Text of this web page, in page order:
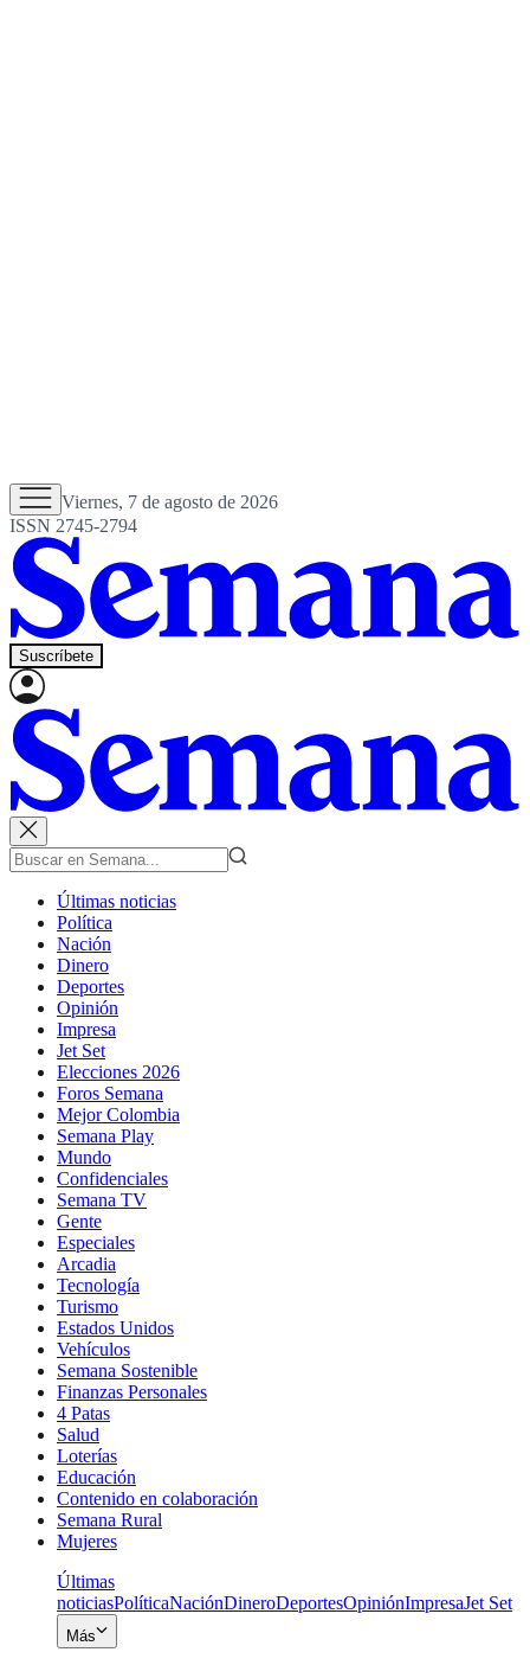
Viernes, 7 de agosto de 2026
ISSN 2745-2794
Suscríbete
Últimas noticias
Política
Nación
Dinero
Deportes
Opinión
Impresa
Jet Set
Elecciones 2026
Foros Semana
Mejor Colombia
Semana Play
Mundo
Confidenciales
Semana TV
Gente
Especiales
Arcadia
Tecnología
Turismo
Estados Unidos
Vehículos
Semana Sostenible
Finanzas Personales
4 Patas
Salud
Loterías
Educación
Contenido en colaboración
Semana Rural
Mujeres
Últimas
noticiasPolíticaNaciónDineroDeportesOpiniónImpresaJet Set
Más